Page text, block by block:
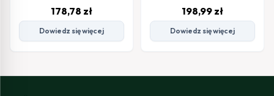
178,78 zł
Dowiedz się więcej
198,99 zł
Dowiedz się więcej